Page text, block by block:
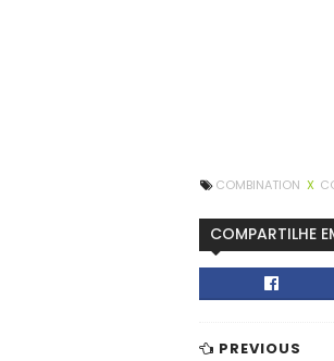
COMBINATION X
COMPARTILHE
PREVIOUS